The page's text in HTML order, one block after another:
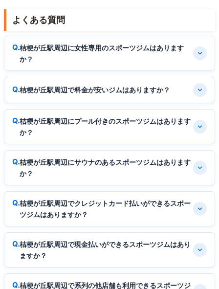
よくある質問
桔梗が丘駅周辺に女性専用のスポーツジムはあります
か？
桔梗が丘駅周辺で料金が安いジムはありますか？
桔梗が丘駅周辺にプール付きのスポーツジムはあります
か？
桔梗が丘駅周辺にサウナのあるスポーツジムはあります
か？
桔梗が丘駅周辺でクレジットカード払いができるスポー
ツジムはありますか？
桔梗が丘駅周辺で現金払いができるスポーツジムはあり
ますか？
桔梗が丘駅周辺で系列の他店舗も利用できるスポーツジ